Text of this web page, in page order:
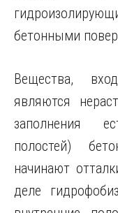
бетонными
Вещества,
являются
заполнения
полостей)
начинают
деле